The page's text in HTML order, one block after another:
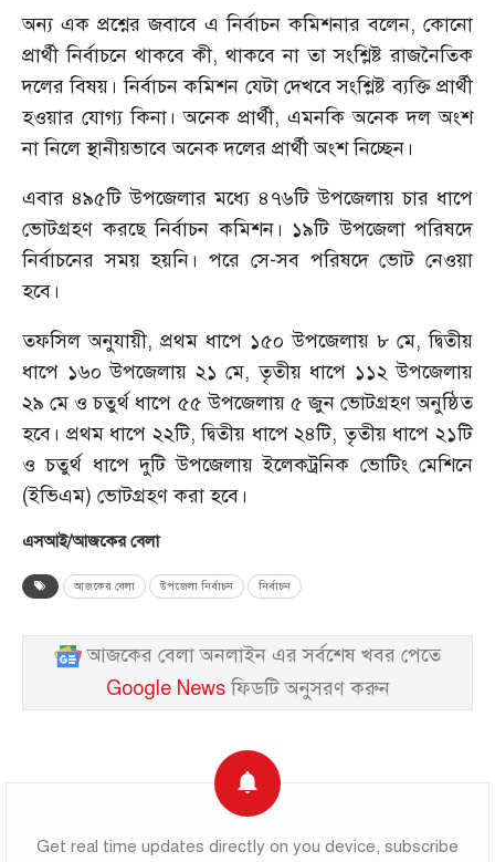
অন্য এক প্রশ্নের জবাবে এ নির্বাচন কমিশনার বলেন, কোনো
প্রার্থী নির্বাচনে থাকবে কী, থাকবে না তা সংশ্লিষ্ট রাজনৈতিক
দলের বিষয়। নির্বাচন কমিশন যেটা দেখবে সংশ্লিষ্ট ব্যক্তি প্রার্থী
হওয়ার যোগ্য কিনা। অনেক প্রার্থী, এমনকি অনেক দল অংশ
না নিলে স্থানীয়ভাবে অনেক দলের প্রার্থী অংশ নিচ্ছেন।
এবার ৪৯৫টি উপজেলার মধ্যে ৪৭৬টি উপজেলায় চার ধাপে
ভোটগ্রহণ করছে নির্বাচন কমিশন। ১৯টি উপজেলা পরিষদে
নির্বাচনের সময় হয়নি। পরে সে-সব পরিষদে ভোট নেওয়া
হবে।
তফসিল অনুযায়ী, প্রথম ধাপে ১৫০ উপজেলায় ৮ মে, দ্বিতীয়
ধাপে ১৬০ উপজেলায় ২১ মে, তৃতীয় ধাপে ১১২ উপজেলায়
২৯ মে ও চতুর্থ ধাপে ৫৫ উপজেলায় ৫ জুন ভোটগ্রহণ অনুষ্ঠিত
হবে। প্রথম ধাপে ২২টি, দ্বিতীয় ধাপে ২৪টি, তৃতীয় ধাপে ২১টি
ও চতুর্থ ধাপে দুটি উপজেলায় ইলেকট্রনিক ভোটিং মেশিনে
(ইভিএম) ভোটগ্রহণ করা হবে।
এসআই/আজকের বেলা
আজকের বেলা উপজেলা নির্বাচন নির্বাচন
আজকের বেলা অনলাইন এর সর্বশেষ খবর পেতে
Google Newsফিডটি অনুসরণ করুন
Get real time updates directly on you device, subscribe